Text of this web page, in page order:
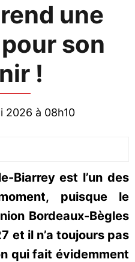
une
son
!
2026 à 08h10
Biarrey est l’un des
puisque le
Bordeaux-Bègles
et il n’a toujours pas
qui fait évidemment